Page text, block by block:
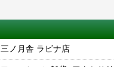
三ノ月舎 ラビナ店